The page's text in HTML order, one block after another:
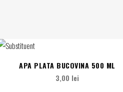
APA PLATA BUCOVINA 500 ML
3,00 lei